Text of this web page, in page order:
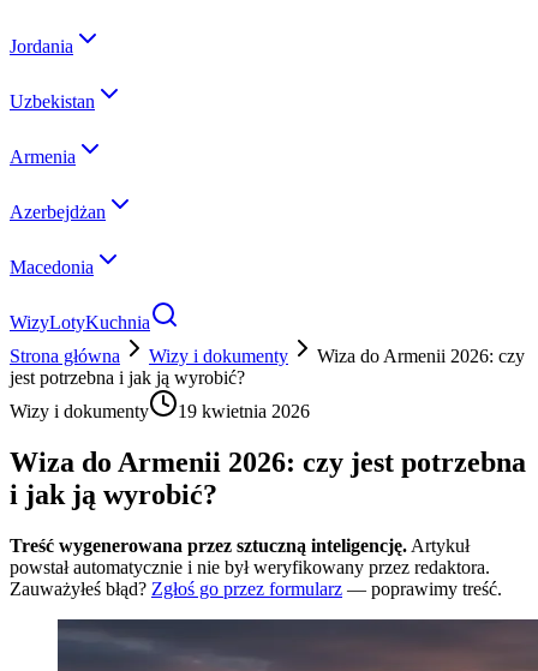
Jordania
Uzbekistan
Armenia
Azerbejdżan
Macedonia
WizyLotyKuchnia
Strona główna
Wizy i dokumenty
Wiza do Armenii 2026: czy
jest potrzebna i jak ją wyrobić?
Wizy i dokumenty
19 kwietnia 2026
Wiza do Armenii 2026: czy jest potrzebna
i jak ją wyrobić?
Treść wygenerowana przez sztuczną inteligencję. Artykuł
powstał automatycznie i nie był weryfikowany przez redaktora.
Zauważyłeś błąd? Zgłoś go przez formularz — poprawimy treść.